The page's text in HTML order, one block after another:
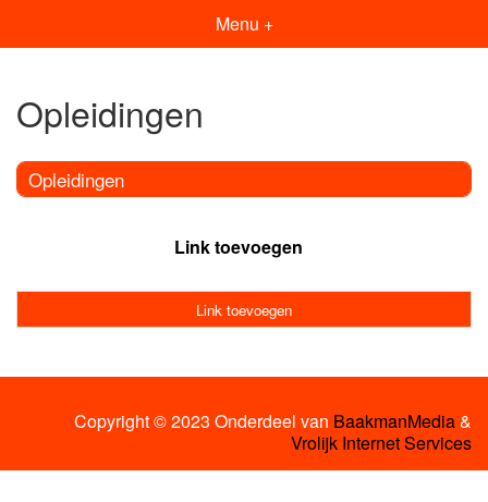
Menu +
Opleidingen
Opleidingen
Link toevoegen
Link toevoegen
Copyright © 2023 Onderdeel van BaakmanMedia&
Vrolijk Internet Services